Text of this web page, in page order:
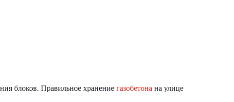
блоков. Правильное хранение газобетона на улице